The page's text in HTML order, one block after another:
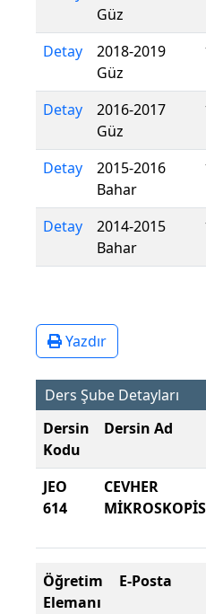
Güz
Detay
2018-2019
Güz
Detay
2016-2017
Güz
Detay
2015-2016
Bahar
Detay
2014-2015
Bahar
Yazdır
Ders Şube Detayları
Dersin
Kodu
Dersin Ad
JEO
614
CEVHER
Öğretim
Elemanı
E-Posta